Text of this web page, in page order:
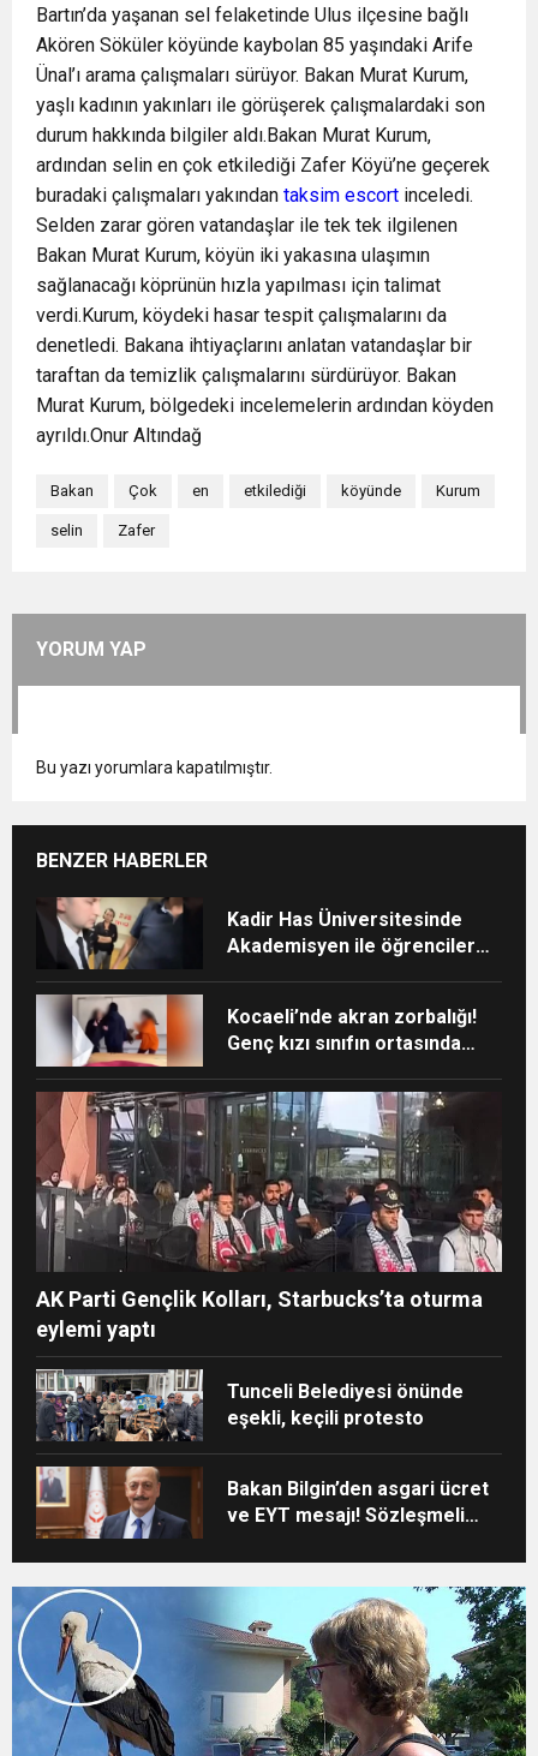
Bartın’da yaşanan sel felaketinde Ulus ilçesine bağlı
Akören Söküler köyünde kaybolan 85 yaşındaki Arife
Ünal’ı arama çalışmaları sürüyor. Bakan Murat Kurum,
yaşlı kadının yakınları ile görüşerek çalışmalardaki son
durum hakkında bilgiler aldı.Bakan Murat Kurum,
ardından selin en çok etkilediği Zafer Köyü’ne geçerek
buradaki çalışmaları yakından taksim escort inceledi.
Selden zarar gören vatandaşlar ile tek tek ilgilenen
Bakan Murat Kurum, köyün iki yakasına ulaşımın
sağlanacağı köprünün hızla yapılması için talimat
verdi.Kurum, köydeki hasar tespit çalışmalarını da
denetledi. Bakana ihtiyaçlarını anlatan vatandaşlar bir
taraftan da temizlik çalışmalarını sürdürüyor. Bakan
Murat Kurum, bölgedeki incelemelerin ardından köyden
ayrıldı.Onur Altındağ
Bakan Çok en etkilediği köyünde Kurum
selin Zafer
YORUM YAP
Bu yazı yorumlara kapatılmıştır.
BENZER HABERLER
Kadir Has Üniversitesinde
Akademisyen ile öğrenciler
Kocaeli’nde akran zorbalığı!
Genç kızı sınıfın ortasında
AK Parti Gençlik Kolları, Starbucks’ta oturma
eylemi yaptı
Tunceli Belediyesi önünde
eşekli, keçili protesto
Bakan Bilgin’den asgari ücret
ve EYT mesajı! Sözleşmeli
düzenlemesinde kapsam
genişledi